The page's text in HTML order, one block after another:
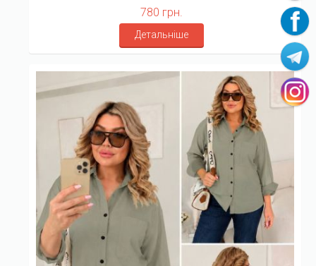
780 грн.
Детальніше